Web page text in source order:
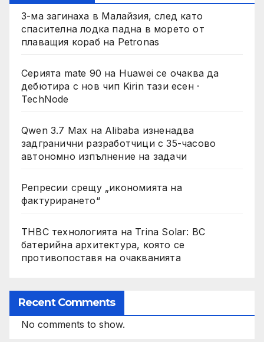
3-ма загинаха в Малайзия, след като
спасителна лодка падна в морето от
плаващия кораб на Petronas
Серията mate 90 на Huawei се очаква да
дебютира с нов чип Kirin тази есен ·
TechNode
Qwen 3.7 Max на Alibaba изненадва
задгранични разработчици с 35-часово
автономно изпълнение на задачи
Репресии срещу „икономията на
фактурирането“
THBC технологията на Trina Solar: BC
батерийна архитектура, която се
противопоставя на очакванията
Recent Comments
No comments to show.